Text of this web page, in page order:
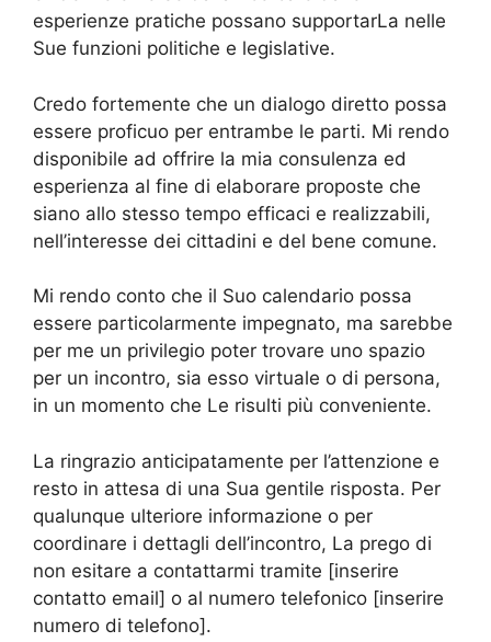
esperienze pratiche possano supportarLa nelle
Sue funzioni politiche e legislative.
Credo fortemente che un dialogo diretto possa
essere proficuo per entrambe le parti. Mi rendo
disponibile ad offrire la mia consulenza ed
esperienza al fine di elaborare proposte che
siano allo stesso tempo efficaci e realizzabili,
nell’interesse dei cittadini e del bene comune.
Mi rendo conto che il Suo calendario possa
essere particolarmente impegnato, ma sarebbe
per me un privilegio poter trovare uno spazio
per un incontro, sia esso virtuale o di persona,
in un momento che Le risulti più conveniente.
La ringrazio anticipatamente per l’attenzione e
resto in attesa di una Sua gentile risposta. Per
qualunque ulteriore informazione o per
coordinare i dettagli dell’incontro, La prego di
non esitare a contattarmi tramite [inserire
contatto email] o al numero telefonico [inserire
numero di telefono].